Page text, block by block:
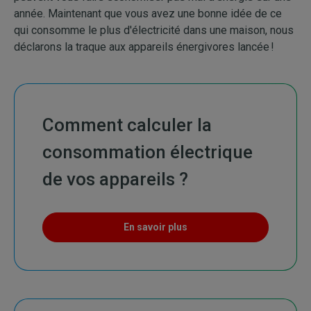
année. Maintenant que vous avez une bonne idée de ce
qui consomme le plus d'électricité dans une maison, nous
déclarons la traque aux appareils énergivores lancée !
Comment calculer la
consommation électrique
de vos appareils ?
En savoir plus